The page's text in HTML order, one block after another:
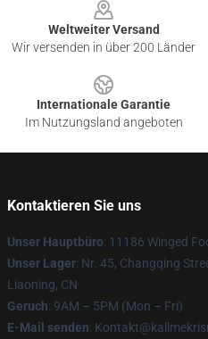
Weltweiter Versand
Wir versenden in über 200 Länder
Internationale Garantie
Im Nutzungsland angeboten
Kontaktieren Sie uns
Unser Hauptbüro: 11186 Winged
Unser Lager: Nr. 45, Changqing
Liaoning, CN
Geruch: 9AM – 5PM (Mon – Fri)
E-Mail senden: